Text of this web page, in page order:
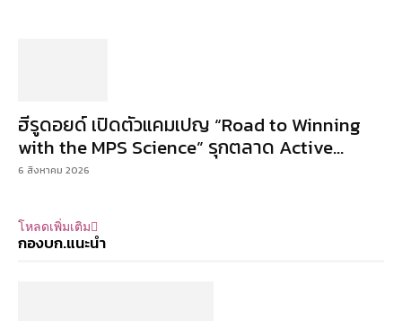
ฮีรูดอยด์ เปิดตัวแคมเปญ “Road to Winning
with the MPS Science” รุกตลาด Active...
6 สิงหาคม 2026
โหลดเพิ่มเติม
กองบก.แนะนำ